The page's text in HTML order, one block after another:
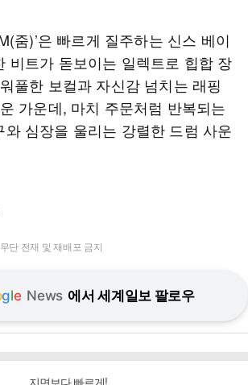
줌)’은 빠르게 질주하는 신스 베이
비트가 돋보이는 일렉트로 힙합 장
풀한 보컬과 자신감 넘치는 래핑
가운데, 마치 주문처럼 반복되는
와 심장을 울리는 강렬한 드럼 사운
단 전재 및 재배포 금지
gle News 에서 세계일보 팔로우
지면보다 빠르게!